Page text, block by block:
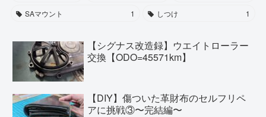
SAマウント
1 しつけ 1
【シグナス改造録】ウエイトローラー
交換【ODO=45571km】
【DIY】傷ついた革財布のセルフリペ
アに挑戦③〜完結編〜